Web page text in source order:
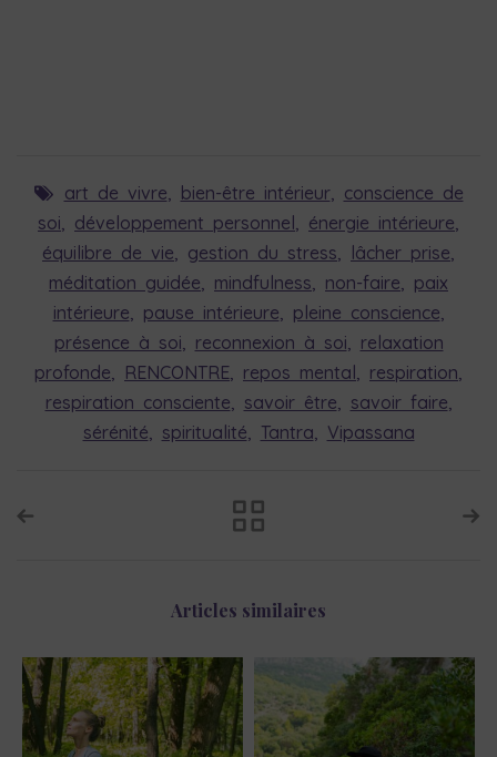
art de vivre, bien-être intérieur, conscience de
soi, développement personnel , énergie intérieure,
équilibre de vie, gestion du stress, lâcher prise,
méditation guidée, mindfulness, non-faire, paix
intérieure, pause intérieure, pleine conscience,
présence à soi, reconnexion à soi, relaxation
profonde, RENCONTRE, repos mental , respiration,
respiration consciente, savoir être, savoir faire,
sérénité, spiritualité, Tantra, Vipassana
Articles similaires